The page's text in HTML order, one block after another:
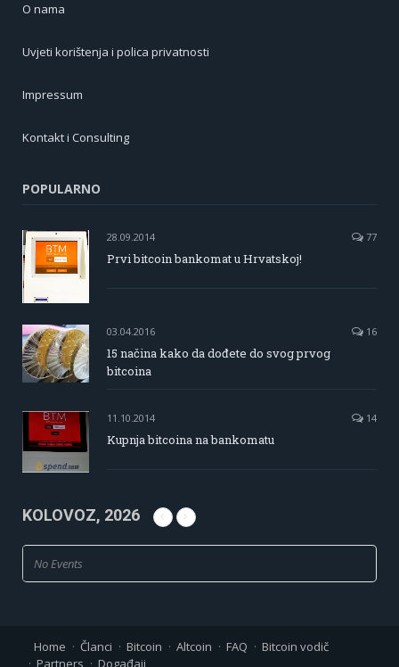
O nama
Uvjeti korištenja i polica privatnosti
Impressum
Kontakt i Consulting
POPULARNO
28.09.2014 77
Prvi bitcoin bankomat u Hrvatskoj!
03.04.2016 16
15 načina kako da dođete do svog prvog
bitcoina
11.10.2014 14
Kupnja bitcoina na bankomatu
KOLOVOZ, 2026
No Events
Home Članci Bitcoin Altcoin FAQ
Bitcoin vodič
Partners
Događaji